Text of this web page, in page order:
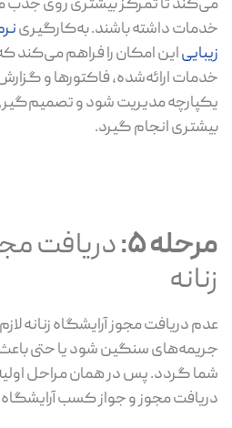
می‌کند تا تمرکز بیشتری روی جذب
خدمات داشته باشند. به‌کارگیری
زیباییاین امکان را فراهم می‌کند
خدمات ارائه‌شده، فاکتورها و
یکپارچه مدیریت شود و
بیشتری انجام گیرد.
مرحله 5:
دریافت
زنانه
عدم دریافت مجوز آرایشگاه زنانه
جریمه‌های سنگین شود یا حتی باعث
شما گردد. پس در همان مراحل
دریافت مجوز و جواز کسب آرایشگاه